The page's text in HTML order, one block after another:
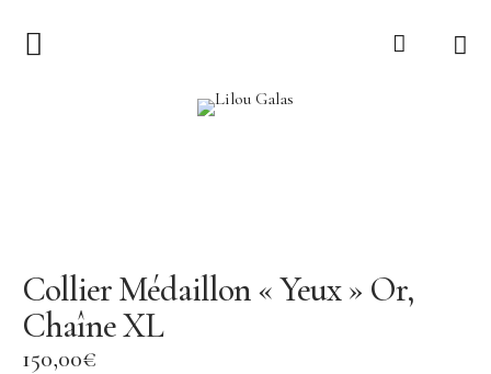
LILOU GALASCollection
Torsade
Collier Médaillon « Yeux » Or,
Chaîne XL
150,00€